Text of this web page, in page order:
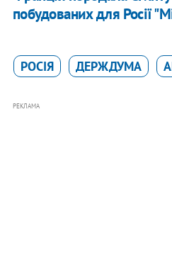
побудованих для Росії
РОСІЯ ДЕРЖДУМА
РЕКЛАМА